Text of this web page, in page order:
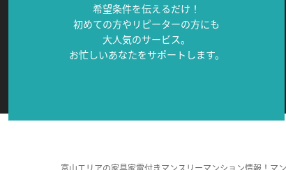
希望条件を伝えるだけ！
初めての方やリピーターの方にも
大人気のサービス。
お忙しいあなたをサポートします。